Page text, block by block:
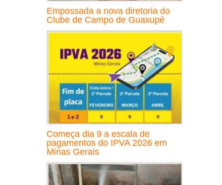
Empossada a nova diretoria do
Clube de Campo de Guaxupé
Começa dia 9 a escala de
pagamentos do IPVA 2026 em
Minas Gerais